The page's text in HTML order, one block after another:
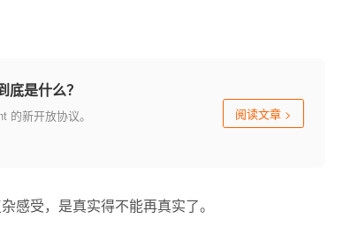
是什么？
的新开放协议。 阅读文章 >
感受，是真实得不能再真实了。